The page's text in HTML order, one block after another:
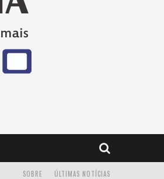
ÚLTIMAS NOTÍCIAS
SOBRE